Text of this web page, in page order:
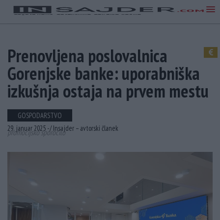
Prenovljena poslovalnica
Gorenjske banke: uporabniška
izkušnja ostaja na prvem mestu
GOSPODARSTVO
29. januar 2025 -/Insajder – avtorski članek
promocijsko sporočilo